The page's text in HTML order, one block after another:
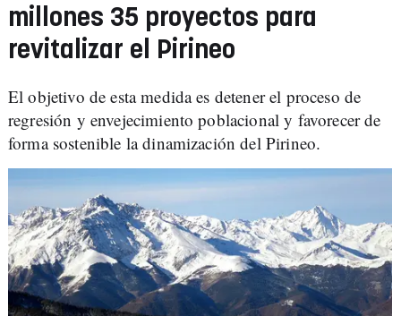
millones 35 proyectos para
revitalizar el Pirineo
El objetivo de esta medida es detener el proceso de
regresión y envejecimiento poblacional y favorecer de
forma sostenible la dinamización del Pirineo.